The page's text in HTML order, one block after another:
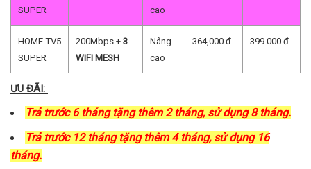
SUPER
cao
HOME TV5
SUPER
200Mbps + 3
WIFI MESH
Nâng
cao
364,000 đ 399.000 đ
ƯU ĐÃI:
Trả trước 6 tháng tặng thêm 2 tháng, sử dụng 8 tháng.
Trả trước 12 tháng tặng thêm 4 tháng, sử dụng 16
tháng.